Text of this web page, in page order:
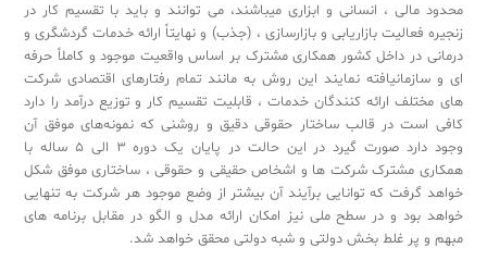
محدود مالی ، انسانی و ابزاری می­باشند، می توانند و باید با تقسیم کار در
زنجیره فعالیت بازاریابی و بازارسازی ، (جذب) و نهایتاً ارائه خدمات گردشگری و
درمانی در داخل کشور همکاری مشترک بر اساس واقعیت موجود و کاملاً حرفه
ای و سازمان­یافته نمایند این روش به مانند تمام رفتارهای اقتصادی شرکت
های مختلف ارائه کنندگان خدمات ، قابلیت تقسیم کار و توزیع درآمد را دارد
کافی است در قالب ساختار حقوقی دقیق و روشنی که نمونه‌های موفق آن
وجود دارد صورت گیرد در این حالت در پایان یک دوره ۳ الی ۵ ساله با
همکاری مشترک شرکت ها و اشخاص حقیقی و حقوقی ، ساختاری موفق شکل
خواهد گرفت که توانایی برآیند آن بیشتر از وضع موجود هر شرکت به تنهایی
خواهد بود و در سطح ملی نیز امکان ارائه مدل و الگو در مقابل برنامه های
مبهم و پر غلط بخش دولتی و شبه دولتی محقق خواهد شد.